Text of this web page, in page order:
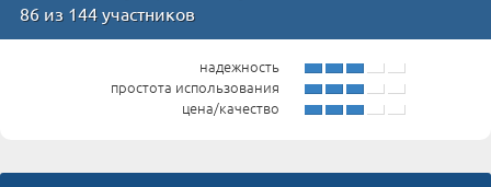
86 из 144 участников
надежность
простота использования
цена/качество